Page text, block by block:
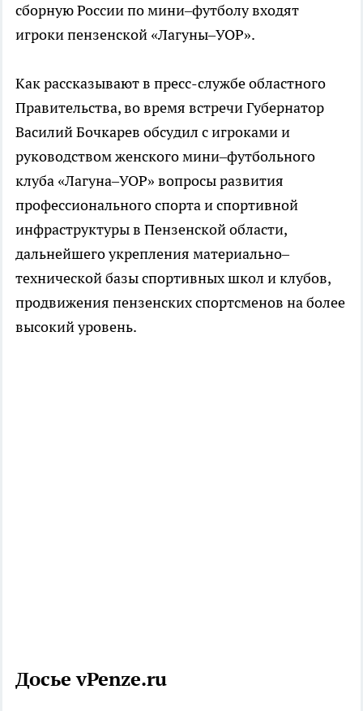
сборную России по мини–футболу входят
игроки пензенской «Лагуны–УОР».
Как рассказывают в пресс-службе областного
Правительства, во время встречи Губернатор
Василий Бочкарев обсудил с игроками и
руководством женского мини–футбольного
клуба «Лагуна–УОР» вопросы развития
профессионального спорта и спортивной
инфраструктуры в Пензенской области,
дальнейшего укрепления материально–
технической базы спортивных школ и клубов,
продвижения пензенских спортсменов на более
высокий уровень.
Досье vPenze.ru